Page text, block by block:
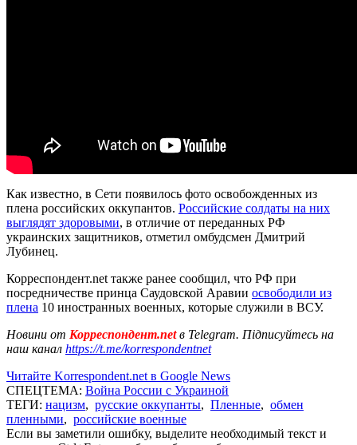
Как известно, в Сети появилось фото освобожденных из
плена российских оккупантов. Российские солдаты на них
выглядят здоровыми, в отличие от переданных РФ
украинских защитников, отметил омбудсмен Дмитрий
Лубинец.
Корреспондент.net также ранее сообщил, что РФ при
посредничестве принца Саудовской Аравии освободили из
плена 10 иностранных военных, которые служили в ВСУ.
Новини от Корреспондент.netв Telegram. Підписуйтесь на
наш канал https://t.me/korrespondentnet
Читайте Korrespondent.net в Google News
СПЕЦТЕМА: Война России с Украиной
ТЕГИ: нацизм, русские оккупанты, Пленные, обмен
пленными, российские военные
Если вы заметили ошибку, выделите необходимый текст и